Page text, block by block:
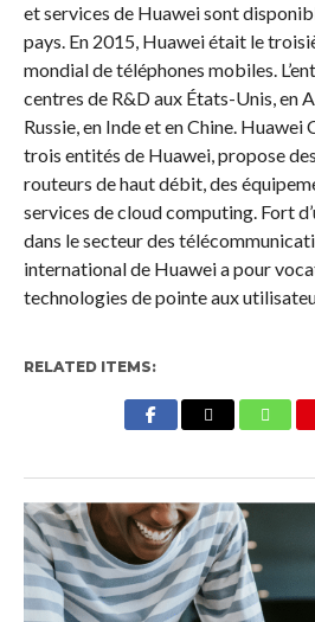
et services de Huawei sont
pays. En 2015, Huawei était le
mondial de téléphones mobiles.
centres de R&D aux États-Unis, en
Russie, en Inde et en Chine. Huawei
trois entités de Huawei, propose
routeurs de haut débit, des
services de cloud computing. Fort
dans le secteur des
international de Huawei a pour
technologies de pointe aux
RELATED ITEMS: